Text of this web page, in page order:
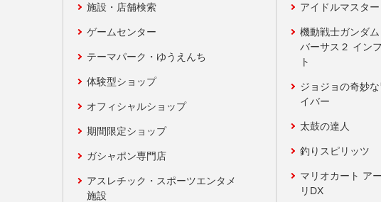
施設・店舗検索
ゲームセンター
テーマパーク・ゆうえんち
体験型ショップ
オフィシャルショップ
期間限定ショップ
ガシャポン専門店
アスレチック・スポーツエンタメ
施設
アイドルマスタ
機動戦士ガンダ
バーサス２ イン
ト
ジョジョの奇妙
イバー
太鼓の達人
釣りスピリッツ
マリオカート ア
リDX